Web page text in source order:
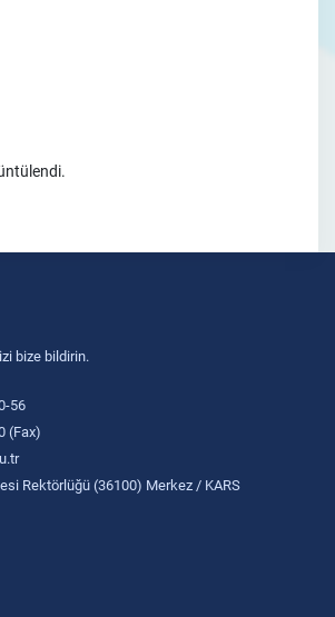
bize bildirin.
56
(Fax)
Rektörlüğü (36100) Merkez / KARS